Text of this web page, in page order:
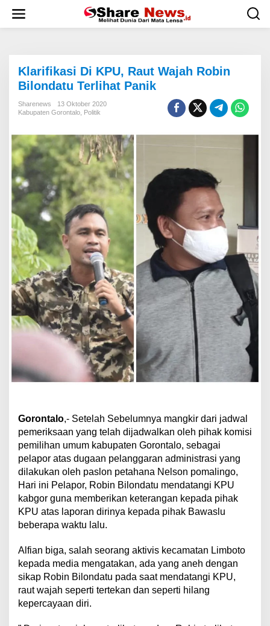
w
Klarifikasi Di KPU, Raut Wajah Robin
Bilondatu Terlihat Panik
Sharenews
13 Oktober 2020
Kabupaten Gorontalo Politik
Gorontalo,- Setelah Sebelumnya mangkir dari jadwal
pemeriksaan yang telah dijadwalkan oleh pihak komisi
pemilihan umum kabupaten Gorontalo, sebagai
pelapor atas dugaan pelanggaran administrasi yang
dilakukan oleh paslon petahana Nelson pomalingo,
Hari ini Pelapor, Robin Bilondatu mendatangi KPU
kabgor guna memberikan keterangan kepada pihak
KPU atas laporan dirinya kepada pihak Bawaslu
beberapa waktu lalu.
Alfian biga, salah seorang aktivis kecamatan Limboto
kepada media mengatakan, ada yang aneh dengan
sikap Robin Bilondatu pada saat mendatangi KPU,
raut wajah seperti tertekan dan seperti hilang
kepercayaan diri.